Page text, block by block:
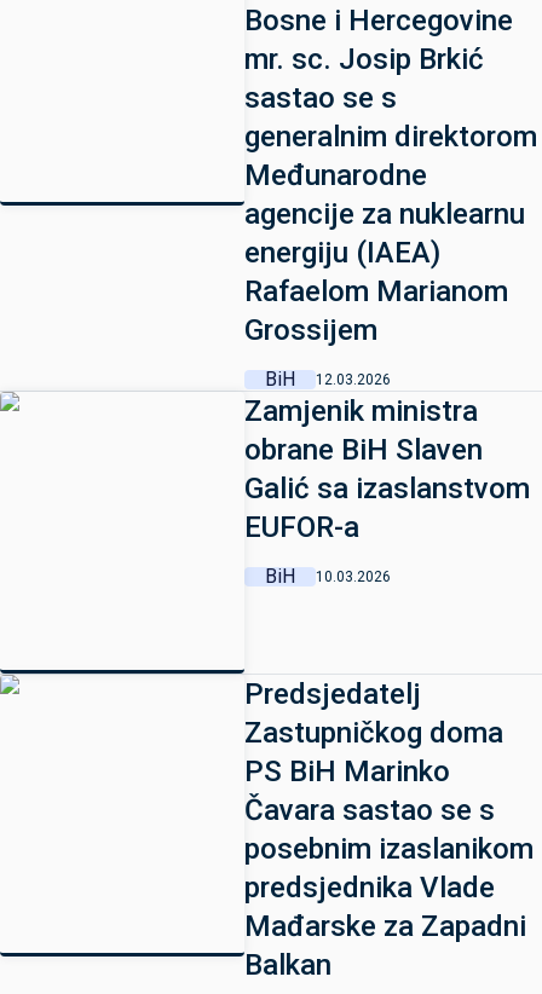
Bosne i Hercegovine
mr. sc. Josip Brkić
sastao se s
generalnim direktorom
Međunarodne
agencije za nuklearnu
energiju (IAEA)
Rafaelom Marianom
Grossijem
BiH 12.03.2026
Zamjenik ministra
obrane BiH Slaven
Galić sa izaslanstvom
EUFOR-a
BiH 10.03.2026
Predsjedatelj
Zastupničkog doma
PS BiH Marinko
Čavara sastao se s
posebnim izaslanikom
predsjednika Vlade
Mađarske za Zapadni
Balkan